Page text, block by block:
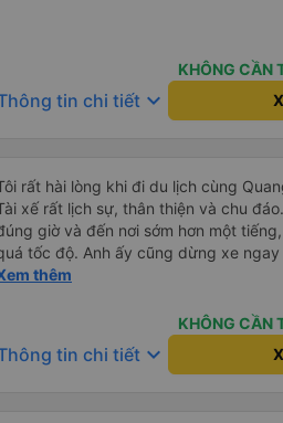
KHÔNG CẦN
tin chi tiết keyboard_arrow_down
rất hài lòng khi đi du lịch cùng
xế rất lịch sự, thân thiện và chu
giờ và đến nơi sớm hơn một
tốc độ. Anh ấy cũng dừng xe
sinh. Suốt cả chuyến đi, chúng tôi
dụng dịch vụ của công ty này.
thêm
KHÔNG CẦN
tin chi tiết keyboard_arrow_down